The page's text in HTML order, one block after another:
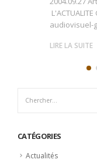
LIRE LA SUITE
Non classé